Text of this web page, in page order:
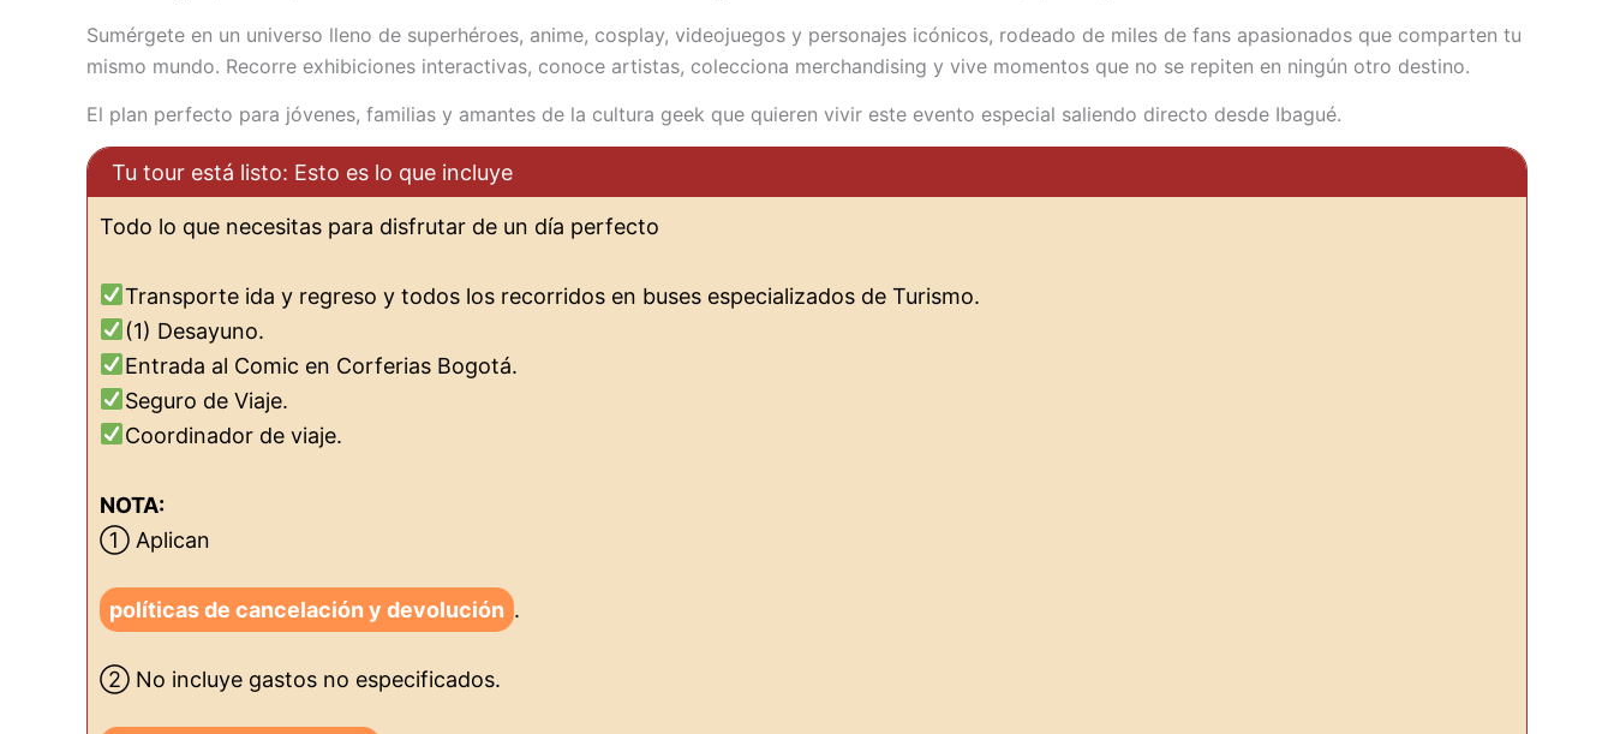
Sumérgete en un universo lleno de superhéroes, anime, cosplay, videojuegos y personajes icónicos, rodeado de miles de fans apasionados que comparten tu
mismo mundo. Recorre exhibiciones interactivas, conoce artistas, colecciona merchandising y vive momentos que no se repiten en ningún otro destino.
El plan perfecto para jóvenes, familias y amantes de la cultura geek que quieren vivir este evento especial saliendo directo desde Ibagué.
Tu tour está listo: Esto es lo que incluye
Todo lo que necesitas para disfrutar de un día perfecto
Transporte ida y regreso y todos los recorridos en buses especializados de Turismo.
(1) Desayuno.
Entrada al Comic en Corferias Bogotá.
Seguro de Viaje.
Coordinador de viaje.
NOTA:
① Aplican
políticas de cancelación y devolución .
② No incluye gastos no especificados.